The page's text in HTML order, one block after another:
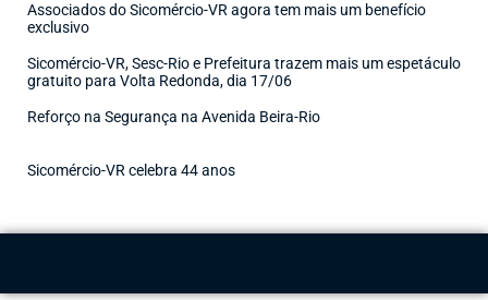
Associados do Sicomércio-VR agora tem mais um benefício
exclusivo
Sicomércio-VR, Sesc-Rio e Prefeitura trazem mais um espetáculo
gratuito para Volta Redonda, dia 17/06
Reforço na Segurança na Avenida Beira-Rio
Sicomércio-VR celebra 44 anos